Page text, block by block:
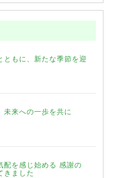
ともに、新たな季節を迎
未来への一歩を共に
配を感じ始める 感謝の
きました